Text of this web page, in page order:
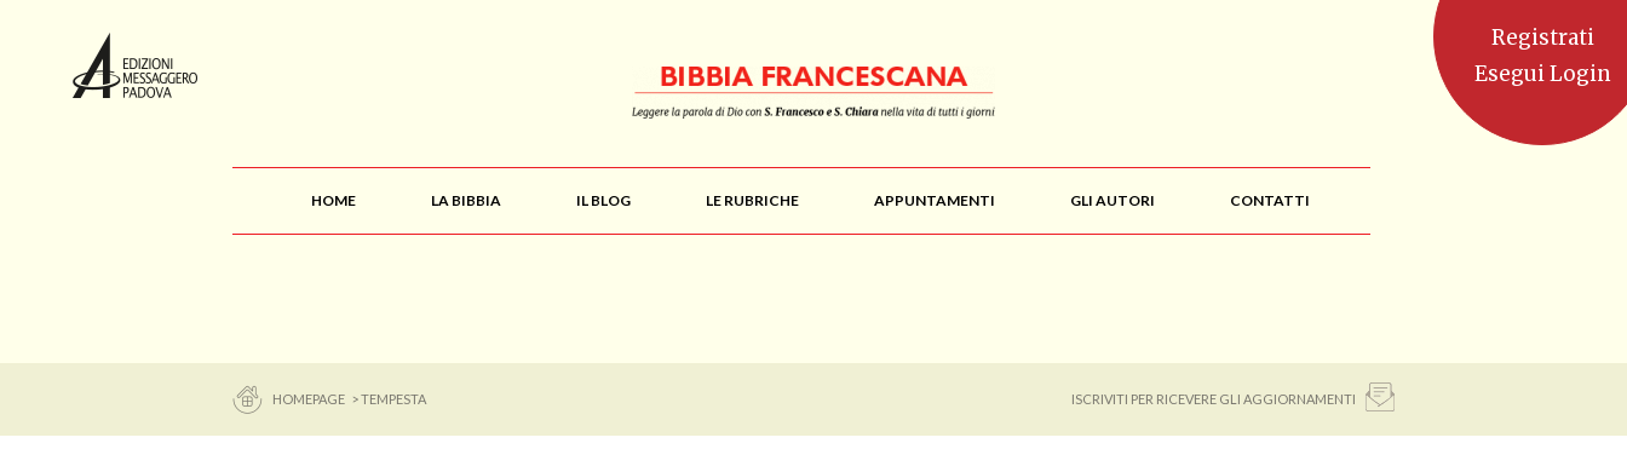
HOME LA BIBBIA IL BLOG LE RUBRICHE APPUNTAMENTI GLI AUTORI CONTATTI
HOMEPAGE > TEMPESTA ISCRIVITI PER RICEVERE GLI AGGIORNAMENTI
Registrati
Esegui Login